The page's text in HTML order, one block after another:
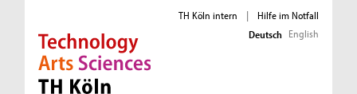
Direkt zur Hauptnavigation
Direkt zur Subnavigation
Direkt zum Inhalt
Direkt zum Fußbereich
TH Köln intern |
Hilfe im Notfall
Deutsch English